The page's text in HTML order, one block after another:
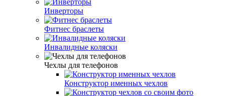
Инверторы
Фитнес браслеты
Инвалидные коляски
Чехлы для телефонов
Конструктор именных чехлов